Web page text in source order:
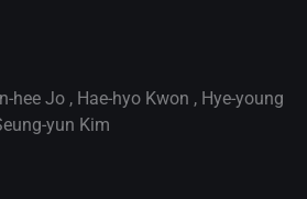
hee Jo , Hae-hyo Kwon , Hye-young
yun Kim